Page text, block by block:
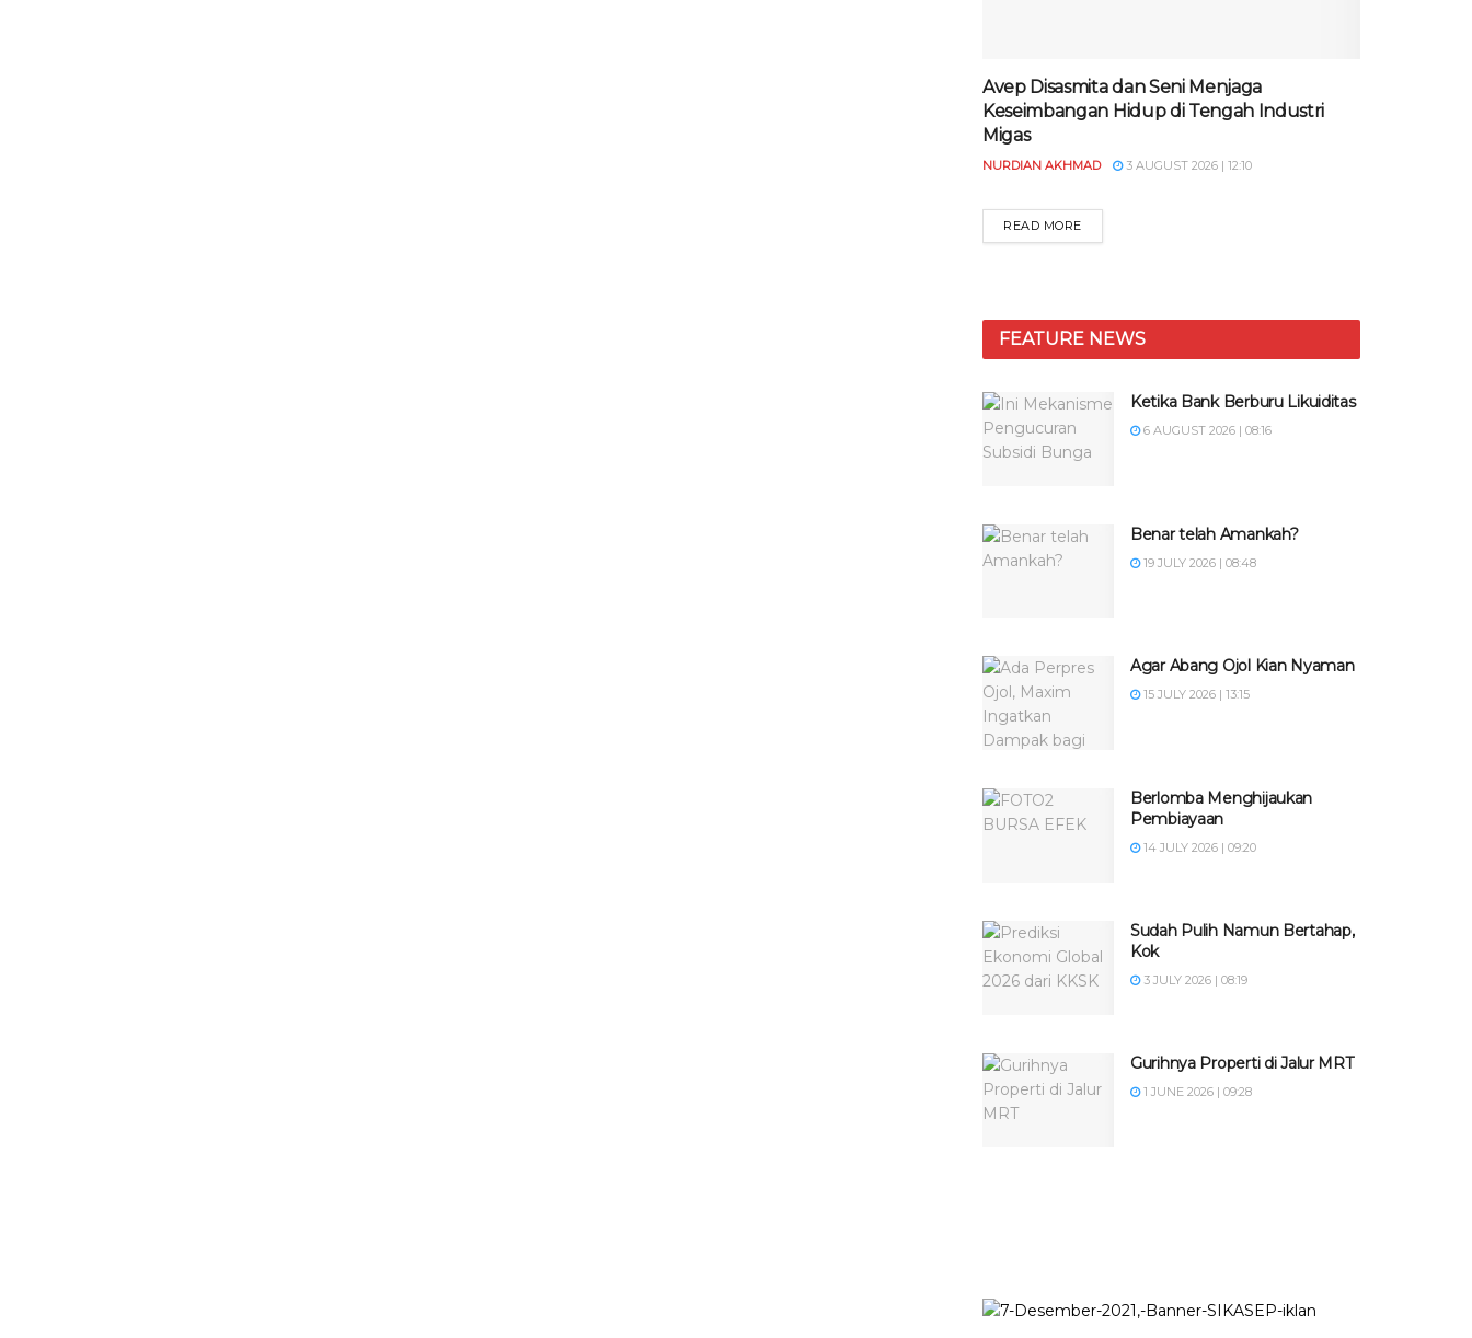
Avep Disasmita dan Seni Menjaga
Keseimbangan Hidup di Tengah Industri
Migas
NURDIAN AKHMAD 3 AUGUST 2026 | 12:10
READ MORE
FEATURE NEWS
Ketika Bank Berburu Likuiditas
6 AUGUST 2026 | 08:16
Benar telah Amankah?
19 JULY 2026 | 08:48
Agar Abang Ojol Kian Nyaman
15 JULY 2026 | 13:15
Berlomba Menghijaukan
Pembiayaan
14 JULY 2026 | 09:20
Sudah Pulih Namun Bertahap,
Kok
3 JULY 2026 | 08:19
Gurihnya Properti di Jalur MRT
1 JUNE 2026 | 09:28